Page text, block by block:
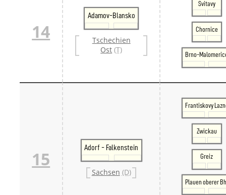
14
Adamov-Blansko
Tschechien
Ost (T)
Svitavy
Chornice
Brno-
15
Adorf - Falkenstein
Sachsen (D)
Frantiskovy
Zwickau
Greiz
Plauen oberer